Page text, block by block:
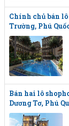
Chính chủ bán lô
Trường, Phú
Bán hai lô
Dương Tơ, Phú